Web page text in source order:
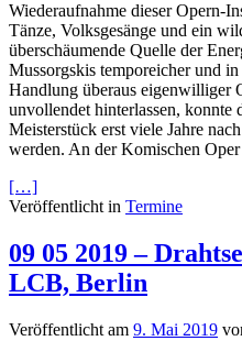
Wiederaufnahme dieser Opern-
Tänze, Volksgesänge und ein
überschäumende Quelle der
Mussorgskis temporeicher und
Handlung überaus eigenwilliger
unvollendet hinterlassen, konnte
Meisterstück erst viele Jahre
werden. An der Komischen
[…]
Veröffentlicht in Termine
09 05 2019 –
LCB, Berlin
Veröffentlicht am 9. Mai 2019